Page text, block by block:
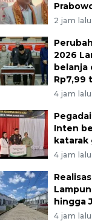
2 jam lalu
2026
belanja
Rp7,99
4 jam lalu
Inten
katarak
4 jam lalu
hingga
4 jam lalu